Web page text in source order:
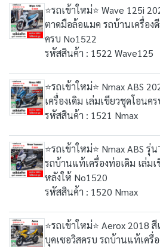
⭐รถเข้าใหม่⭐ Wave 125i
ตาดมือล้อแมค รถบ้านเครื่อง
ครบ No1522
รหัสสินค้า : 1522 Wave125
⭐รถเข้าใหม่⭐ Nmax ABS
เครื่องเดิม เล่มเขียวชุดโอนค
รหัสสินค้า : 1521 Nmax
⭐รถเข้าใหม่⭐ Nmax ABS รุ่
รถบ้านแท้เครื่องท่อเดิม เล่ม
หลังให้ No1520
รหัสสินค้า : 1520 Nmax
⭐รถเข้าใหม่⭐ Aerox 2018
บุคเซอวิสครบ รถบ้านแท้เครื่